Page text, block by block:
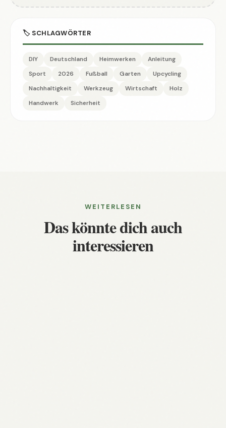
🏷️ SCHLAGWÖRTER
DIY Deutschland Heimwerken
Anleitung
Sport
2026 Fußball Garten
Upcycling
Nachhaltigkeit
Werkzeug Wirtschaft
Holz
Handwerk
Sicherheit
WEITERLESEN
Das könnte dich auch
interessieren